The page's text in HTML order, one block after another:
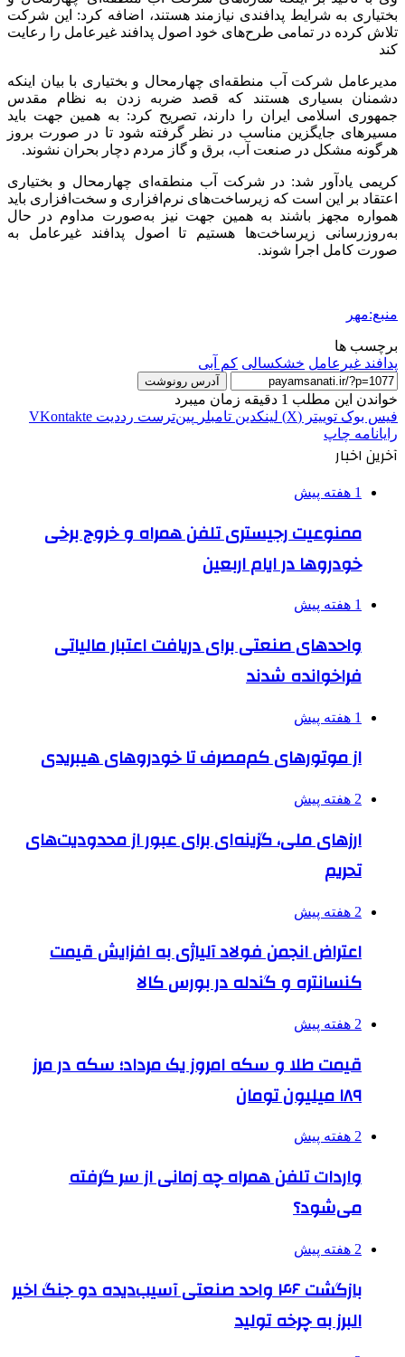
بختیاری به شرایط پدافندی نیازمند هستند، اضافه کرد: این شرکت
تلاش کرده در تمامی طرح‌های خود اصول پدافند غیرعامل را رعایت
کند
مدیرعامل شرکت آب منطقه‌ای چهارمحال و بختیاری با بیان اینکه
دشمنان بسیاری هستند که قصد ضربه زدن به نظام مقدس
جمهوری اسلامی ایران را دارند، تصریح کرد: به همین جهت باید
مسیرهای جایگزین مناسب در نظر گرفته شود تا در صورت بروز
هرگونه مشکل در صنعت آب، برق و گاز مردم دچار بحران نشوند.
کریمی یادآور شد: در شرکت آب منطقه‌ای چهارمحال و بختیاری
اعتقاد بر این است که زیرساخت‌های نرم‌افزاری و سخت‌افزاری باید
همواره مجهز باشند به همین جهت نیز به‌صورت مداوم در حال
به‌روزرسانی زیرساخت‌ها هستیم تا اصول پدافند غیرعامل به
صورت کامل اجرا شوند.
منبع:مهر
برچسب ها
پدافند غیرعامل خشکسالی کم آبی
آدرس رونوشت
خواندن این مطلب 1 دقیقه زمان میبرد
فیس بوک توییتر (X) لینکدین ‫تامبلر ‫پین‌ترست ‫رددیت ‫VKontakte
رایانامه چاپ
آخرین اخبار
1 هفته پیش
ممنوعیت رجیستری تلفن همراه و خروج برخی
خودروها در ایام اربعین
1 هفته پیش
واحدهای صنعتی برای دریافت اعتبار مالیاتی
فراخوانده شدند
1 هفته پیش
از موتورهای کم‌مصرف تا خودروهای هیبریدی
2 هفته پیش
ارزهای ملی، گزینه‌ای برای عبور از محدودیت‌های
تحریم
2 هفته پیش
اعتراض انجمن فولاد آلیاژی به افزایش قیمت
کنسانتره و گندله در بورس کالا
2 هفته پیش
قیمت طلا و سکه امروز یک مرداد؛ سکه در مرز
۱۸۹ میلیون تومان
2 هفته پیش
واردات تلفن همراه چه زمانی از سر گرفته
می‌شود؟
2 هفته پیش
بازگشت ۴۶ واحد صنعتی آسیب‌دیده دو جنگ اخیر
البرز به چرخه تولید